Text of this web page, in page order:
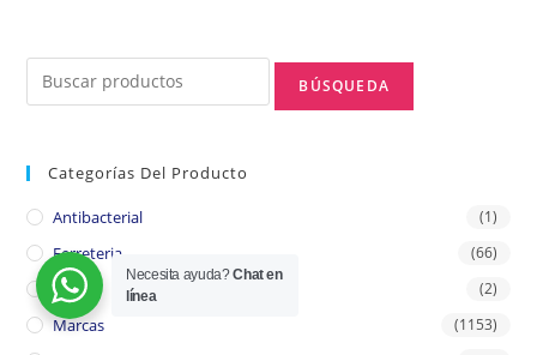
Categorías Del Producto
Antibacterial (1)
Ferreteria (66)
Lienzo (2)
Marcas (1153)
Necesita ayuda?Chat en
línea